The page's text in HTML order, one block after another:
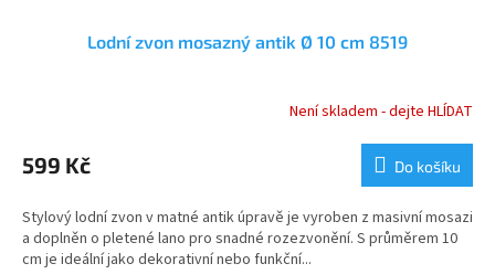
Lodní zvon mosazný antik Ø 10 cm 8519
produktu
je
z
5
hvězdiček.
Není skladem - dejte HLÍDAT
599 Kč Do košíku
Stylový lodní zvon v matné antik úpravě je vyroben z masivní mosazi
a doplněn o pletené lano pro snadné rozezvonění. S průměrem 10
cm je ideální jako dekorativní nebo funkční...